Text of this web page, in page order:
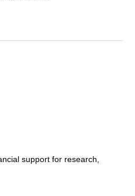
support for research,